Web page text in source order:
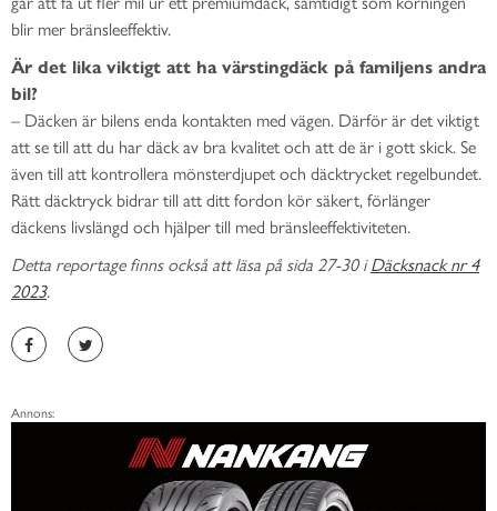
blir mer bränsleeffektiv.
Är det lika viktigt att ha värstingdäck på familjens andra
bil?
– Däcken är bilens enda kontakten med vägen. Därför är det viktigt
att se till att du har däck av bra kvalitet och att de är i gott skick. Se
även till att kontrollera mönsterdjupet och däcktrycket regelbundet.
Rätt däcktryck bidrar till att ditt fordon kör säkert, förlänger
däckens livslängd och hjälper till med bränsleeffektiviteten.
Detta reportage finns också att läsa på sida 27-30 iDäcksnack nr 4
2023.
Annons: